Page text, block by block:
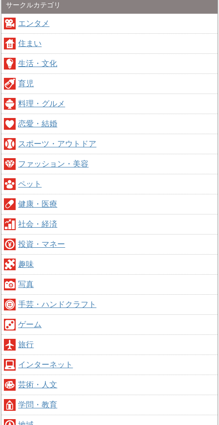
サークルカテゴリ
エンタメ
住まい
生活・文化
育児
料理・グルメ
恋愛・結婚
スポーツ・アウトドア
ファッション・美容
ペット
健康・医療
社会・経済
投資・マネー
趣味
写真
手芸・ハンドクラフト
ゲーム
旅行
インターネット
芸術・人文
学問・教育